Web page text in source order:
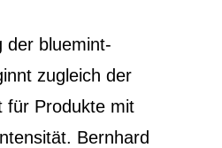
der bluemint-
zugleich der
für Produkte mit
Bernhard